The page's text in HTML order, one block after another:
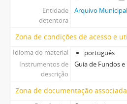
Entidade
detentora
Arquivo
Zona de condições de acesso e
Idioma do material
português
Instrumentos de
descrição
Guia de Fundos
Zona de documentação associada